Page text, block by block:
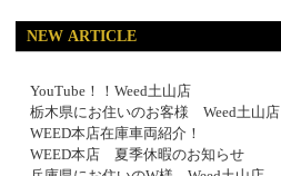
NEW ARTICLE
YouTube！！Weed土山店
栃木県にお住いのお客様 Weed土山店
WEED本店在庫車両紹介！
WEED本店 夏季休暇のお知らせ